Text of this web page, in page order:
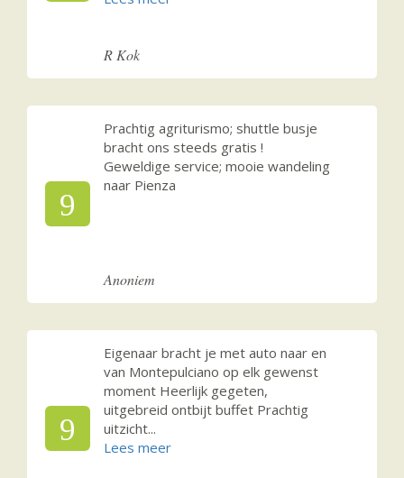
R Kok
9
Prachtig agriturismo; shuttle busje
bracht ons steeds gratis !
Geweldige service; mooie wandeling
naar Pienza
Anoniem
9
Eigenaar bracht je met auto naar en
van Montepulciano op elk gewenst
moment Heerlijk gegeten,
uitgebreid ontbijt buffet Prachtig
uitzicht...